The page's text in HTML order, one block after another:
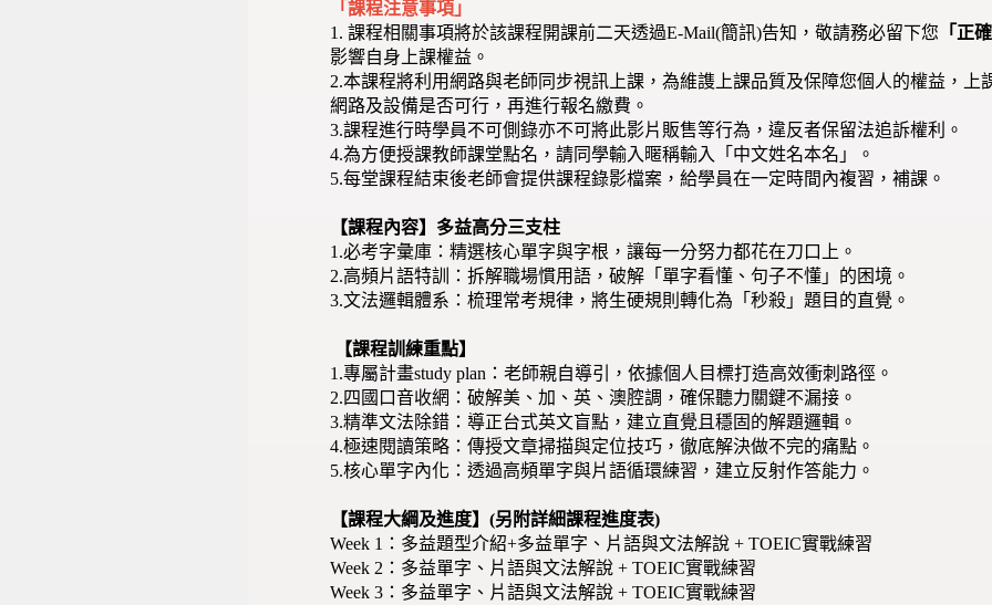
「課程注意事項」
1. 課程相關事項將於該課程開課前二天透過E-Mail(簡訊)告知，敬請務必留下您 「正
影響自身上課權益。
2.本課程將利用網路與老師同步視訊上課，為維謢上課品質及保障您個人的權益，
網路及設備是否可行，再進行報名繳費。
3.課程進行時學員不可側錄亦不可將此影片販售等行為，違反者保留法追訴權利。
4.為方便授課教師課堂點名，請同學輸入暱稱輸入「中文姓名本名」。
5.每堂課程結束後老師會提供課程錄影檔案，給學員在一定時間內複習，補課。
【課程內容】多益高分三支柱
1.必考字彙庫：精選核心單字與字根，讓每一分努力都花在刀口上。
2.高頻片語特訓：拆解職場慣用語，破解「單字看懂、句子不懂」的困境。
3.文法邏輯體系：梳理常考規律，將生硬規則轉化為「秒殺」題目的直覺。
【課程訓練重點】
1.專屬計畫study plan：老師親自導引，依據個人目標打造高效衝刺路徑。
2.四國口音收網：破解美、加、英、澳腔調，確保聽力關鍵不漏接。
3.精準文法除錯：導正台式英文盲點，建立直覺且穩固的解題邏輯。
4.極速閱讀策略：傳授文章掃描與定位技巧，徹底解決做不完的痛點。
5.核心單字內化：透過高頻單字與片語循環練習，建立反射作答能力。
【課程大綱及進度】(另附詳細課程進度表)
Week 1：多益題型介紹+多益單字、片語與文法解說 + TOEIC實戰練習
Week 2：多益單字、片語與文法解說 + TOEIC實戰練習
Week 3：多益單字、片語與文法解說 + TOEIC實戰練習